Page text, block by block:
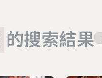
的搜索結果